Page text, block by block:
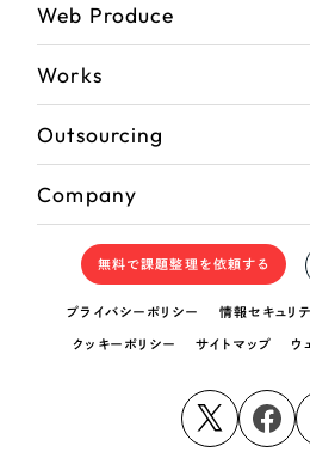
Web Produce
Works
Outsourcing
Company
無料で課題整理を依頼する
プライバシーポリシー 情報セキュリ
クッキーポリシー サイトマップ ウ